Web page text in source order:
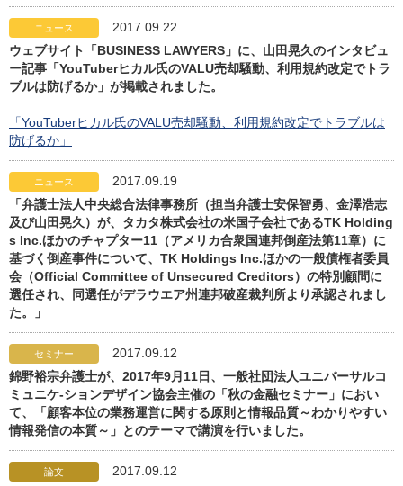
ニュース
2017.09.22
ウェブサイト「BUSINESS LAWYERS」に、山田晃久のインタビュ
ー記事「YouTuberヒカル氏のVALU売却騒動、利用規約改定でトラ
ブルは防げるか」が掲載されました。
「YouTuberヒカル氏のVALU売却騒動、利用規約改定でトラブルは
防げるか」
ニュース
2017.09.19
「弁護士法人中央総合法律事務所（担当弁護士安保智勇、金澤浩志
及び山田晃久）が、タカタ株式会社の米国子会社であるTK Holding
s Inc.ほかのチャプター11（アメリカ合衆国連邦倒産法第11章）に
基づく倒産事件について、TK Holdings Inc.ほかの一般債権者委員
会（Official Committee of Unsecured Creditors）の特別顧問に
選任され、同選任がデラウエア州連邦破産裁判所より承認されまし
た。」
セミナー
2017.09.12
錦野裕宗弁護士が、2017年9月11日、一般社団法人ユニバーサルコ
ミュニケ-ションデザイン協会主催の「秋の金融セミナー」におい
て、「顧客本位の業務運営に関する原則と情報品質～わかりやすい
情報発信の本質～」とのテーマで講演を行いました。
論文
2017.09.12